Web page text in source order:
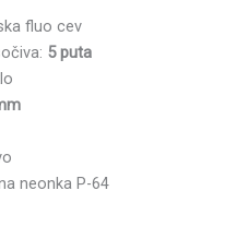
fluo cev
5 puta
neonka P-64